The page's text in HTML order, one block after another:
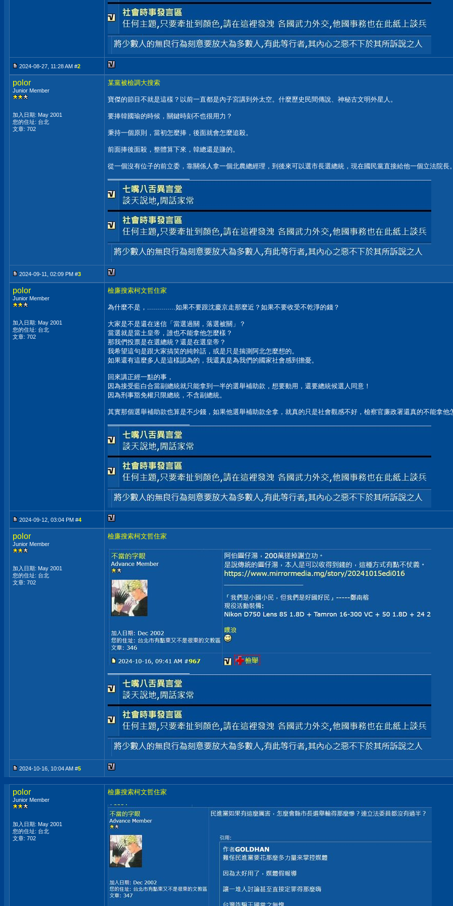
2024-08-27, 11:28 AM #2
polor
Junior Member
加入日期: May 2001
您的住址: 台北
文章: 702
某黨被檢調大搜索
寶傑的節目不就是這樣？以前一直都是內子宮講到外太空。什麼歷史民間傳說、神秘古文明外星人。
要捧韓國瑜的時候，關鍵時刻不也很用力？
秉持一個原則，當初怎麼捧，後面就會怎麼追殺。
前面捧後面殺，整體算下來，韓總還是賺的。
從一個沒有位子的前立委，靠關係人拿一個北農總經理，到後來可以選市長選總統，現在國民黨直接給他一個立法院長
2024-09-11, 02:09 PM #3
polor
Junior Member
加入日期: May 2001
您的住址: 台北
文章: 702
檢廉搜索柯文哲住家
為什麼不是，..............如果不要跟沈慶京走那麼近？如果不要收受不乾淨的錢？
大家是不是還在迷信「當選過關，落選被關」？
當選就是當土皇帝，誰也不能拿他怎麼樣？
那我們投票是在選總統？還是在選皇帝？
我希望這句是跟大家搞笑的純幹話，或是只是揣測阿北怎麼想的。
如果還有這麼多人是這樣認為的，我還真是為我們的國家社會感到擔憂。
回來講正經一點的事，
因為接受藍白合當副總統就只能拿到一半的選舉補助款，想要動用，還要總統候選人同意！
因為刑事豁免權只限總統，不含副總統。
其實那個選舉補助款也算是不少錢，如果他選舉補助款全拿，就真的只是社會觀感不好，檢察官廉政署還真的不能拿他
2024-09-12, 03:04 PM #4
polor
Junior Member
加入日期: May 2001
您的住址: 台北
文章: 702
檢廉搜索柯文哲住家
2024-10-16, 10:04 AM #5
polor
Junior Member
加入日期: May 2001
您的住址: 台北
文章: 702
檢廉搜索柯文哲住家